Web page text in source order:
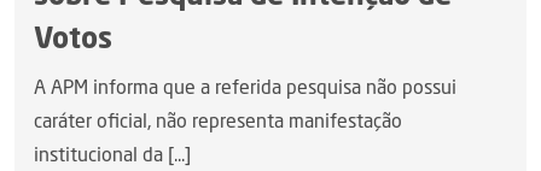
Votos
A APM informa que a referida pesquisa não possui
caráter oficial, não representa manifestação
institucional da [...]